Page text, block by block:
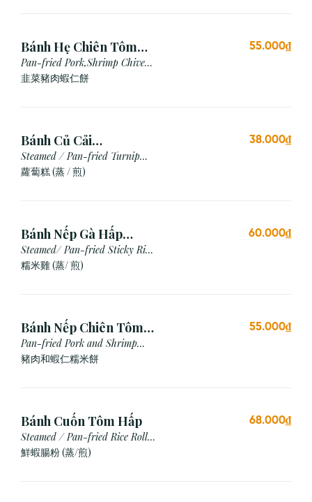
Bánh Hẹ Chiên Tôm
Thịt
Pan-fried Pork,Shrimp Chive
Cake
韭菜豬肉蝦仁餅
55.000₫
Bánh Củ Cải
Hấp/Chiên (3 viên)
Steamed / Pan-fried Turnip
Cake
蘿蔔糕 (蒸 / 煎)
38.000₫
Bánh Nếp Gà Hấp
/Chiên (2 cái)
Steamed/ Pan-fried Sticky Rice
Chicken
糯米雞 (蒸/ 煎)
60.000₫
Bánh Nếp Chiên Tôm
Thịt (3 Cái)
Pan-fried Pork and Shrimp
Glutinous Rice Cake
豬肉和蝦仁糯米餅
55.000₫
Bánh Cuốn Tôm Hấp
Steamed / Pan-fried Rice Roll
with Shrimp
鮮蝦腸粉 (蒸/煎)
68.000₫